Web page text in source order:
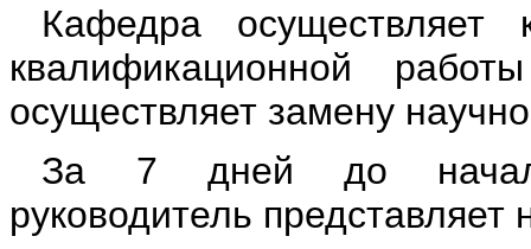
Кафедра осуществляет
квалификационной
осуществляет замену
За 7 дней до начала
руководитель